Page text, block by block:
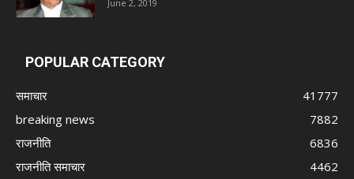
June 2, 2019
POPULAR CATEGORY
समाचार
41777
breaking news
7882
राजनीति
6836
राजनीति समाचार
4462